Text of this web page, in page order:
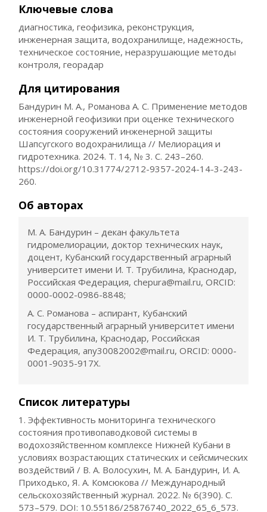
Ключевые слова
диагностика, геофизика, реконструкция,
инженерная защита, водохранилище, надежность,
техническое состояние, неразрушающие методы
контроля, георадар
Для цитирования
Бандурин М. А., Романова А. С. Применение методов
инженерной геофизики при оценке технического
состояния сооружений инженерной защиты
Шапсугского водохранилища // Мелиорация и
гидротехника. 2024. Т. 14, № 3. С. 243–260.
https://doi.org/10.31774/2712-9357-2024-14-3-243-
260.
Об авторах
М. А. Бандурин – декан факультета
гидромелиорации, доктор технических наук,
доцент, Кубанский государственный аграрный
университет имени И. Т. Трубилина, Краснодар,
Российская Федерация, chepura@mail.ru, ORCID:
0000-0002-0986-8848;
А. С. Романова – аспирант, Кубанский
государственный аграрный университет имени
И. Т. Трубилина, Краснодар, Российская
Федерация, any30082002@mail.ru, ORCID: 0000-
0001-9035-917X.
Список литературы
1. Эффективность мониторинга технического
состояния противопаводковой системы в
водохозяйственном комплексе Нижней Кубани в
условиях возрастающих статических и сейсмических
воздействий / В. А. Волосухин, М. А. Бандурин, И. А.
Приходько, Я. А. Комсюкова // Международный
сельскохозяйственный журнал. 2022. № 6(390). С.
573–579. DOI: 10.55186/25876740_2022_65_6_573.